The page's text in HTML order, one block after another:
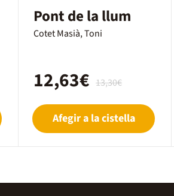
Pont de la llum
Cotet Masià, Toni
13,30€
12,63€
Afegir a la cistella